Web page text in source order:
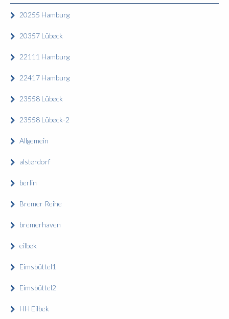
20255 Hamburg
20357 Lübeck
22111 Hamburg
22417 Hamburg
23558 Lübeck
23558 Lübeck-2
Allgemein
alsterdorf
berlin
Bremer Reihe
bremerhaven
eilbek
Eimsbüttel1
Eimsbüttel2
HH Eilbek